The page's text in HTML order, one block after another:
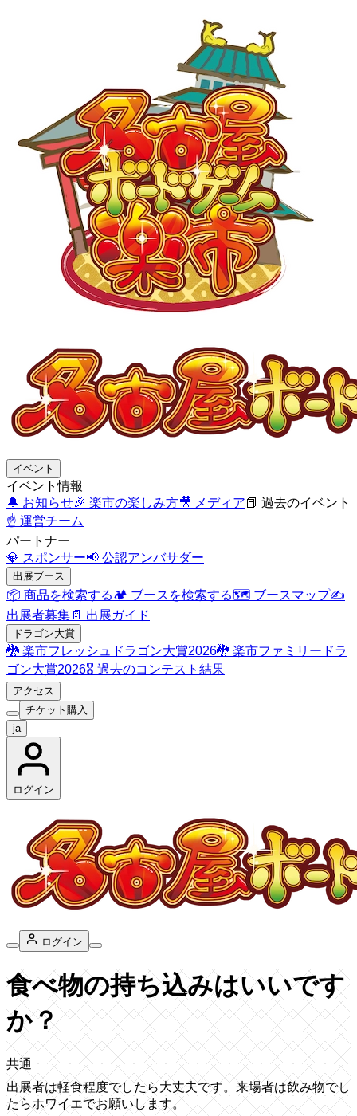
イベント
イベント情報
🔔 お知らせ🎉 楽市の楽しみ方🎥 メディア📕 過去のイベント
☝️ 運営チーム
パートナー
💎 スポンサー📢 公認アンバサダー
出展ブース
📦 商品を検索する🏕️ ブースを検索する🗺️ ブースマップ✍️
出展者募集 📄 出展ガイド
ドラゴン大賞
🐉 楽市フレッシュドラゴン大賞2026🐉 楽市ファミリードラ
ゴン大賞2026🎖️ 過去のコンテスト結果
アクセス
チケット購入
ja
ログイン
ログイン
食べ物の持ち込みはいいです
か？
共通
出展者は軽食程度でしたら大丈夫です。来場者は飲み物でし
たらホワイエでお願いします。